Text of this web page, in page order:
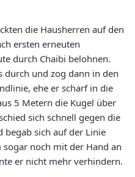
die Hausherren auf den
ersten erneuten
durch Chaibi belohnen.
durch und zog dann in den
ehe er scharf in die
5 Metern die Kugel über
sich schnell gegen die
begab sich auf der Linie
noch mit der Hand an
er nicht mehr verhindern.